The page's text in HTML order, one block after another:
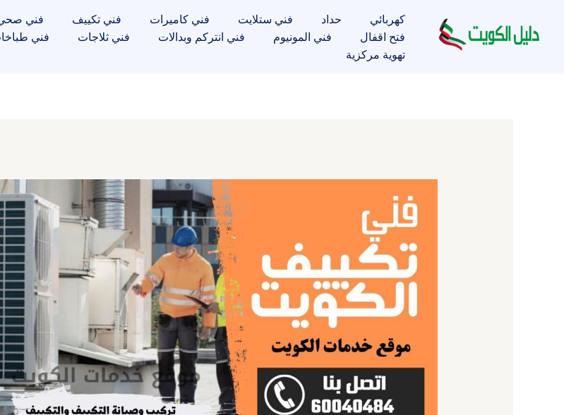
المحتوى
كهربائي حداد فني ستلايت فني كاميرات فني تكييف فني
فتح اقفال
فني المونيوم فني انتركم وبدالات فني ثلاجات فني
تهوية مركزية